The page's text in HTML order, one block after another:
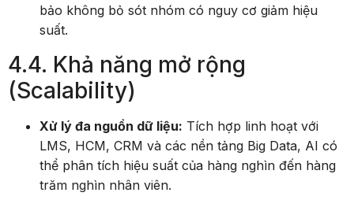
bảo không bỏ sót nhóm có nguy cơ giảm hiệu
suất.
4.4. Khả năng mở rộng
(Scalability)
Xử lý đa nguồn dữ liệu: Tích hợp linh hoạt với
LMS, HCM, CRM và các nền tảng Big Data, AI có
thể phân tích hiệu suất của hàng nghìn đến hàng
trăm nghìn nhân viên.